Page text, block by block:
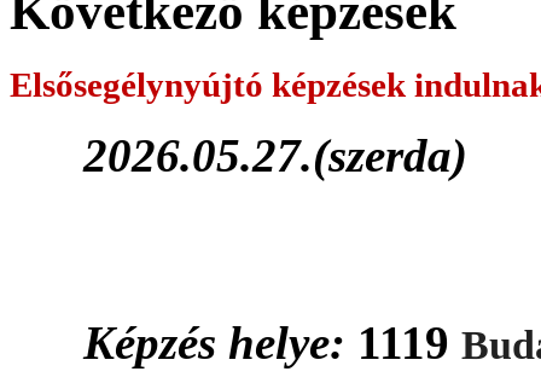
Elsősegélynyújtó képzések
2026.05.27.(szerda)
Képzés helye: 1119